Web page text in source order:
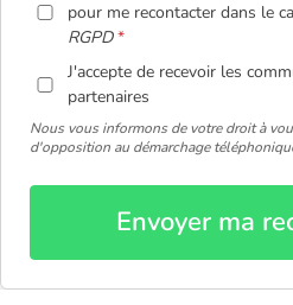
pour me recontacter dans le
RGPD
J'accepte de recevoir les
partenaires
Nous vous informons de votre droit à
d'opposition au démarchage
Envoyer ma